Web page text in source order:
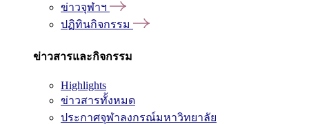
ข่าวจุฬาฯ
ปฏิทินกิจกรรม
ข่าวสารและกิจกรรม
Highlights
ข่าวสารทั้งหมด
ประกาศจุฬาลงกรณ์มหาวิทยาลัย